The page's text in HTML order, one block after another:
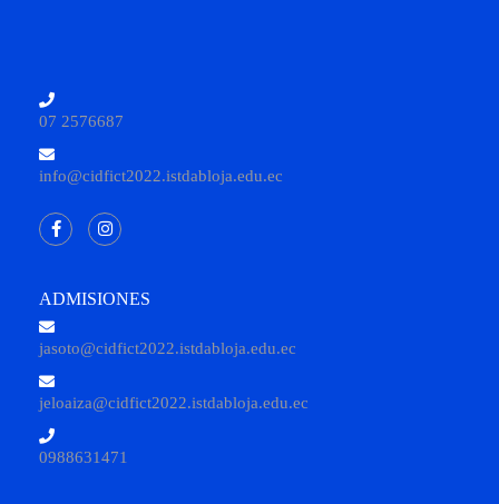
07 2576687
info@cidfict2022.istdabloja.edu.ec
ADMISIONES
jasoto@cidfict2022.istdabloja.edu.ec
jeloaiza@cidfict2022.istdabloja.edu.ec
0988631471